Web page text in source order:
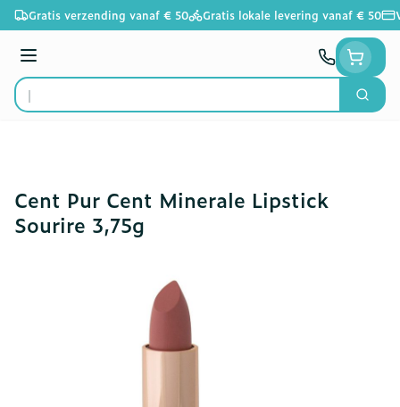
Ga naar de inhoud
Gratis verzending vanaf € 50 Gratis lokale levering vanaf € 50
Menu
Product, merk, categorie...
Zoek
Cent Pur Cent Minerale Lipstick
Sourire 3,75g